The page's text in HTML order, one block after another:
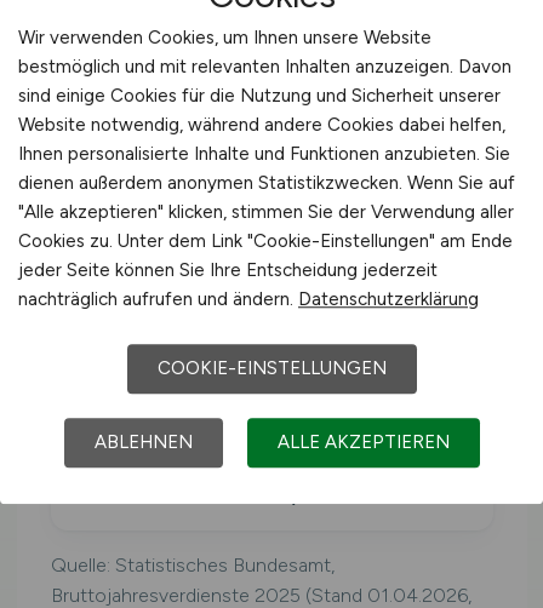
Westdeutschlan
41.079
€/Jahr
≈ 3.423
€/Monat
Deutschland
40.425 €/Jahr
Westdeutschland
Quelle: Statistisches Bundesamt,
Bruttojahresverdienste 2025 (Stand 01.04.2026,
Wir verwenden Cookies, um Ihnen unsere Website
bestmöglich und mit relevanten Inhalten anzuzeigen. Davon
sind einige Cookies für die Nutzung und Sicherheit unserer
Website notwendig, während andere Cookies dabei helfen,
Ihnen personalisierte Inhalte und Funktionen anzubieten. Sie
dienen außerdem anonymen Statistikzwecken. Wenn Sie auf
"Alle akzeptieren" klicken, stimmen Sie der Verwendung aller
Cookies zu. Unter dem Link "Cookie-Einstellungen" am Ende
jeder Seite können Sie Ihre Entscheidung jederzeit
nachträglich aufrufen und ändern. Datenschutzerklärung
COOKIE-EINSTELLUNGEN
ABLEHNEN ALLE AKZEPTIEREN